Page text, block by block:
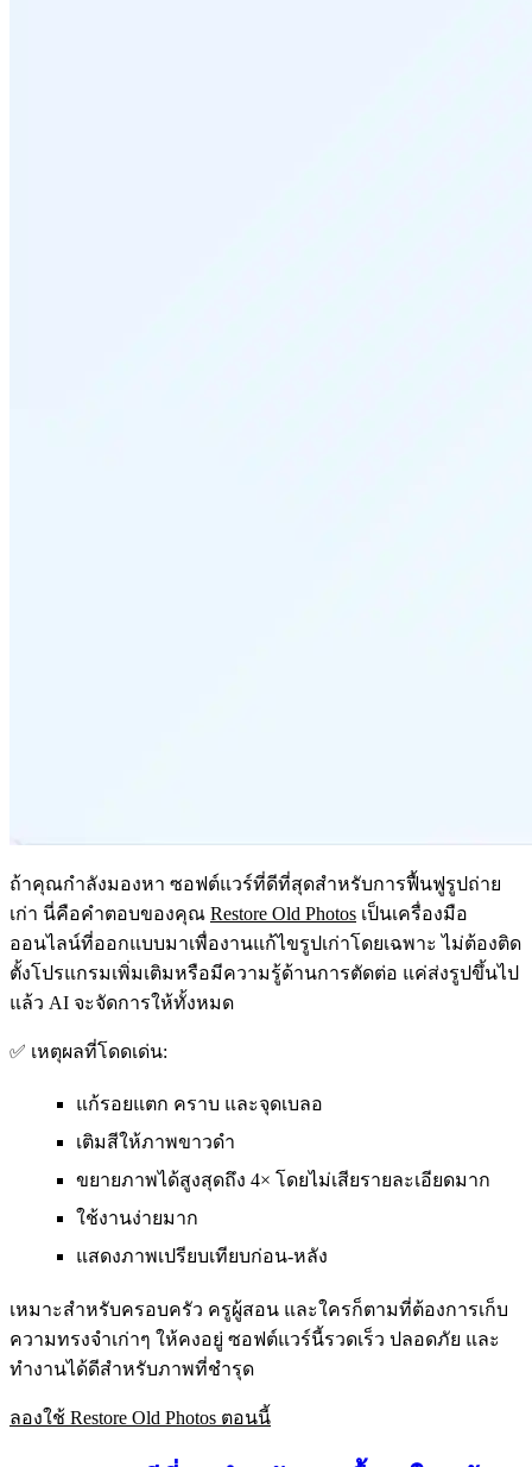
ถ้าคุณกำลังมองหา ซอฟต์แวร์ที่ดีที่สุดสำหรับการฟื้นฟูรูปถ่าย
เก่า นี่คือคำตอบของคุณ Restore Old Photos เป็นเครื่องมือ
ออนไลน์ที่ออกแบบมาเพื่องานแก้ไขรูปเก่าโดยเฉพาะ ไม่ต้องติด
ตั้งโปรแกรมเพิ่มเติมหรือมีความรู้ด้านการตัดต่อ แค่ส่งรูปขึ้นไป
แล้ว AI จะจัดการให้ทั้งหมด
✅ เหตุผลที่โดดเด่น:
แก้รอยแตก คราบ และจุดเบลอ
เติมสีให้ภาพขาวดำ
ขยายภาพได้สูงสุดถึง 4× โดยไม่เสียรายละเอียดมาก
ใช้งานง่ายมาก
แสดงภาพเปรียบเทียบก่อน-หลัง
เหมาะสำหรับครอบครัว ครูผู้สอน และใครก็ตามที่ต้องการเก็บ
ความทรงจำเก่าๆ ให้คงอยู่ ซอฟต์แวร์นี้รวดเร็ว ปลอดภัย และ
ทำงานได้ดีสำหรับภาพที่ชำรุด
ลองใช้ Restore Old Photos ตอนนี้